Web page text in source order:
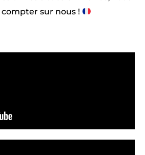
compter sur nous !